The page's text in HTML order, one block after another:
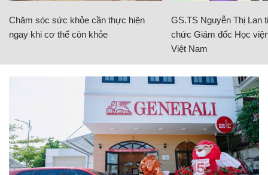
Chăm sóc sức khỏe cần thực hiện
ngay khi cơ thể còn khỏe
GS.TS Nguyễn Thị Lan
chức Giám đốc Học
Việt Nam